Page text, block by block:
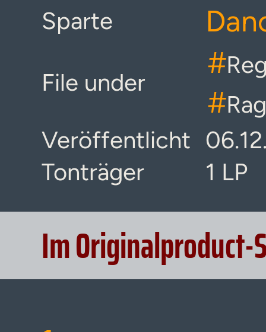
Sparte
File under
#
#
Veröffentlicht
Tonträger
1 LP
Im